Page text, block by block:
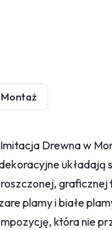
Montaż
Drewna w
układają
plamy i białe
która nie